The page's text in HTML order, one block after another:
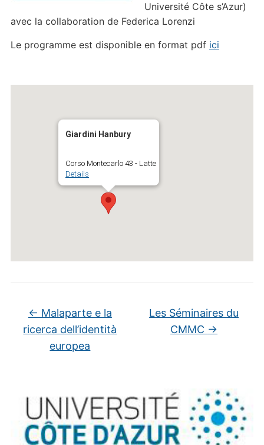
Université Côte s’Azur)
avec la collaboration de Federica Lorenzi
Le programme est disponible en format pdf ici
Giardini Hanbury
Corso Montecarlo 43 - Latte
Details
← Malaparte e la
ricerca dell’identità
europea
Les Séminaires du
CMMC →